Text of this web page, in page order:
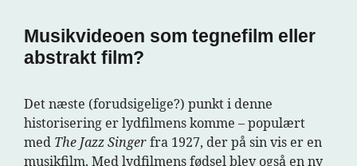
Musikvideoen som tegnefilm eller
abstrakt film?
Det næste (forudsigelige?) punkt i denne
historisering er lydfilmens komme – populært
med The Jazz Singerfra 1927, der på sin vis er en
musikfilm. Med lydfilmens fødsel blev også en ny